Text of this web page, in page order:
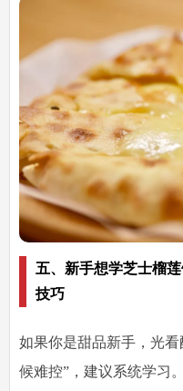
五、新手想学芝士榴
技巧
如果你是甜品新手，光
候难控”，建议系统学习